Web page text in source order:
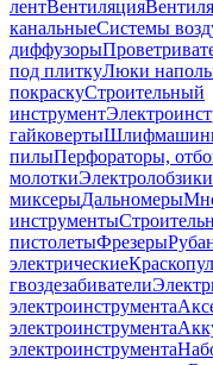
лентВентиляция
канальныеСистемы
диффузоры
под плиткуЛюки
покраскуСтроительный
инструмент
гайковерты
пилыПерфораторы,
молоткиЭлектролобзики
миксерыДальномеры
инструменты
пистолетыФрезеры
электрические
гвоздезабиватели
электроинструмента
электроинструмента
электроинструмента